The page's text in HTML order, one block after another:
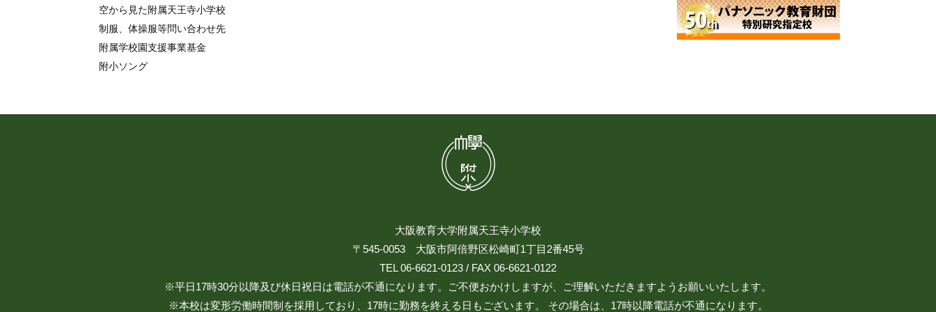
空から見た附属天王寺小学校
制服、体操服等問い合わせ先
附属学校園支援事業基金
附小ソング
大阪教育大学附属天王寺小学校
〒545-0053 大阪市阿倍野区松崎町1丁目2番45号
TEL 06-6621-0123 / FAX 06-6621-0122
※平日17時30分以降及び休日祝日は電話が不通になります。ご不便おかけしますが、ご理解いただきますようお願いいたします。
※本校は変形労働時間制を採用しており、17時に勤務を終える日もございます。 その場合は、17時以降電話が不通になります。